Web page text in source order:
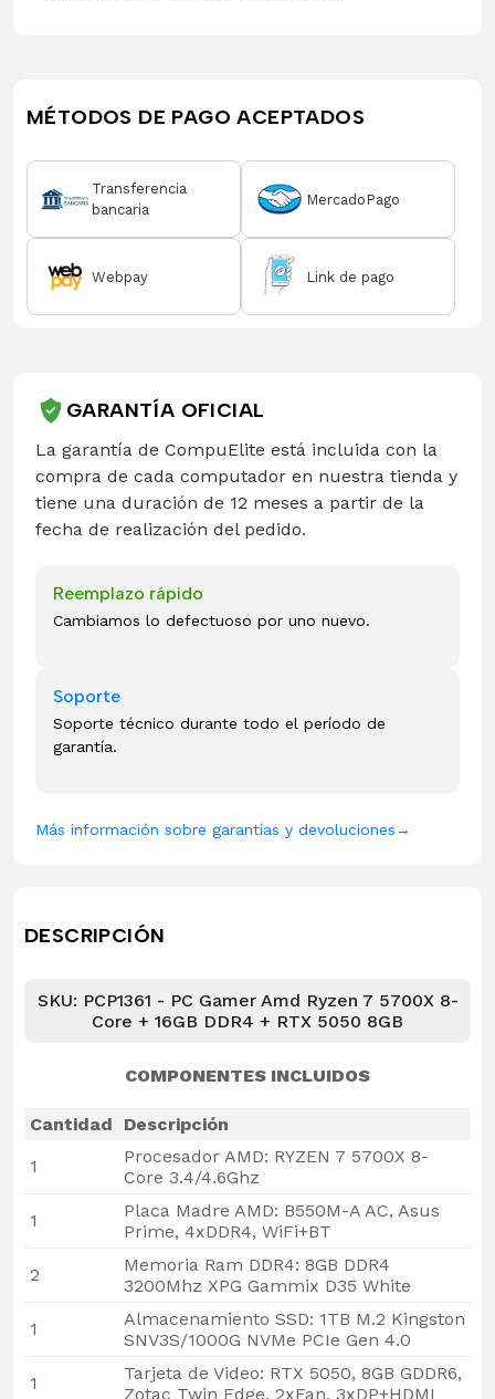
MÉTODOS DE PAGO ACEPTADOS
Transferencia
bancaria
MercadoPago
Webpay Link de pago
GARANTÍA OFICIAL
La garantía de CompuElite está incluida con la
compra de cada computador en nuestra tienda y
tiene una duración de 12 meses a partir de la
fecha de realización del pedido.
Reemplazo rápido
Cambiamos lo defectuoso por uno nuevo.
Soporte
Soporte técnico durante todo el período de
garantía.
Más información sobre garantías y devoluciones→
DESCRIPCIÓN
SKU: PCP1361 - PC Gamer Amd Ryzen 7 5700X 8-
Core + 16GB DDR4 + RTX 5050 8GB
COMPONENTES INCLUIDOS
Cantidad
Descripción
1
Procesador AMD: RYZEN 7 5700X 8-
Core 3.4/4.6Ghz
1
Placa Madre AMD: B550M-A AC, Asus
Prime, 4xDDR4, WiFi+BT
2
Memoria Ram DDR4: 8GB DDR4
3200Mhz XPG Gammix D35 White
1
Almacenamiento SSD: 1TB M.2 Kingston
SNV3S/1000G NVMe PCIe Gen 4.0
1
Tarjeta de Video: RTX 5050, 8GB GDDR6,
Zotac Twin Edge, 2xFan, 3xDP+HDMI